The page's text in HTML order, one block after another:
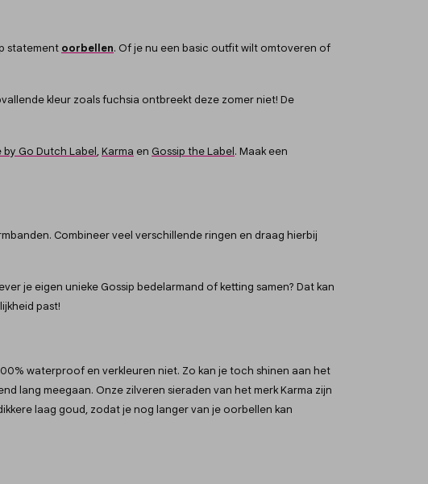
statement oorbellen. Of je nu een basic outfit wilt omtoveren of
kleur zoals fuchsia ontbreekt deze zomerniet! De
by Go Dutch Label,Karma en Gossip the Label. Maak een
Combineer veel verschillende ringen en draag hierbij
je eigen unieke Gossip bedelarmand of ketting samen? Dat kan
past!
waterproof en verkleuren niet. Zo kan je toch shinen aan het
lang meegaan. Onze zilveren sieraden van het merk Karma zijn
laag goud, zodat je nog langer van je oorbellen kan